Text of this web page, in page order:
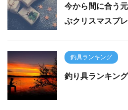
今から間に合う
ぶクリスマスプ
釣具ランキング
釣り具ランキン